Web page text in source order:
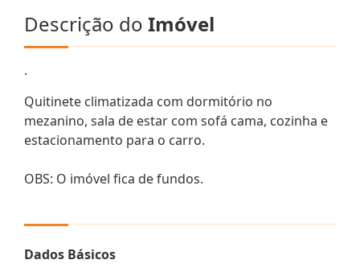
Descrição do Imóvel
.
Quitinete climatizada com dormitório no
mezanino, sala de estar com sofá cama, cozinha e
estacionamento para o carro.
OBS: O imóvel fica de fundos.
Dados Básicos